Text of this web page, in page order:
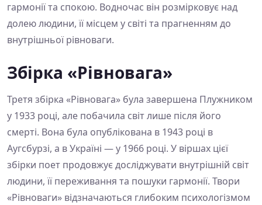
гармонії та спокою. Водночас він розмірковує над
долею людини, її місцем у світі та прагненням до
внутрішньої рівноваги.
Збірка «Рівновага»
Третя збірка «Рівновага» була завершена Плужником
у 1933 році, але побачила світ лише після його
смерті. Вона була опублікована в 1943 році в
Аугсбурзі, а в Україні — у 1966 році. У віршах цієї
збірки поет продовжує досліджувати внутрішній світ
людини, її переживання та пошуки гармонії. Твори
«Рівноваги» відзначаються глибоким психологізмом